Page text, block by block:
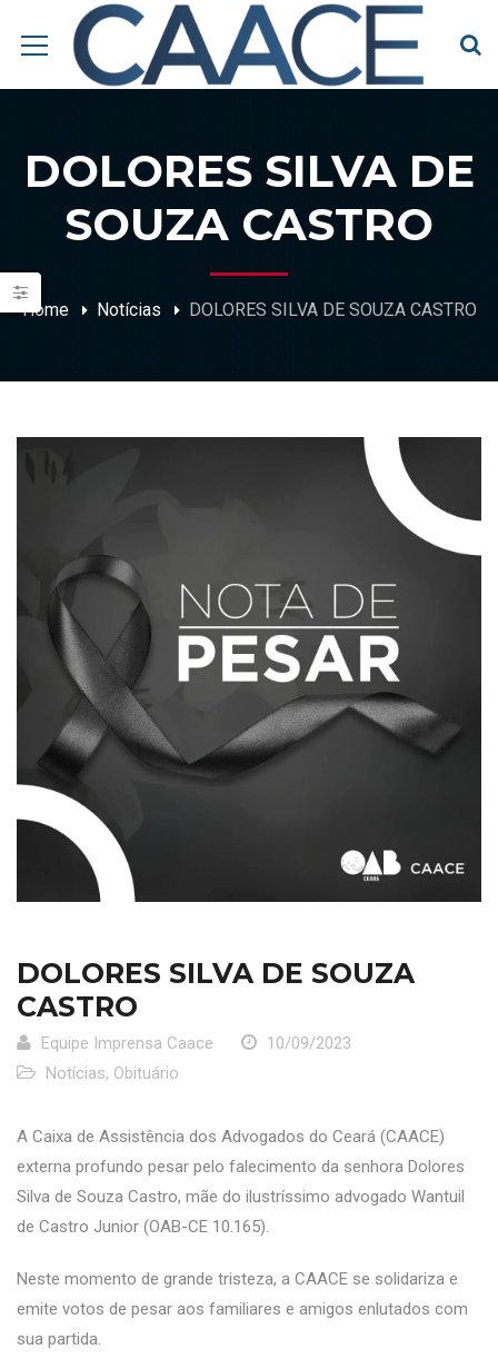
DOLORES SILVA DE
SOUZA CASTRO
Home Notícias DOLORES SILVA DE SOUZA CASTRO
DOLORES SILVA DE SOUZA
CASTRO
Equipe Imprensa Caace
10/09/2023
Notícias, Obituário
A Caixa de Assistência dos Advogados do Ceará (CAACE)
externa profundo pesar pelo falecimento da senhora Dolores
Silva de Souza Castro, mãe do ilustríssimo advogado Wantuil
de Castro Junior (OAB-CE 10.165).
Neste momento de grande tristeza, a CAACE se solidariza e
emite votos de pesar aos familiares e amigos enlutados com
sua partida.